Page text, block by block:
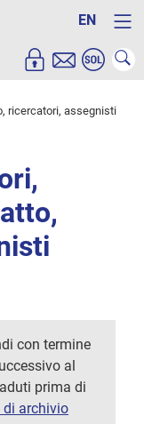
EN
ricercatori, assegnisti
con termine
al
prima di
di archivio